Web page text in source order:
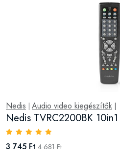
Nedis Audio video kiegészítők
Nedis TVRC2200BK
3 745 Ft 4 681 Ft